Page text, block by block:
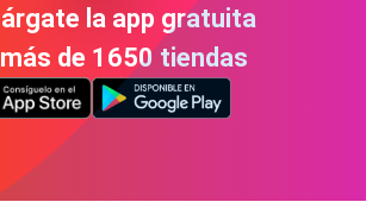
la app gratuita
de 1650 tiendas